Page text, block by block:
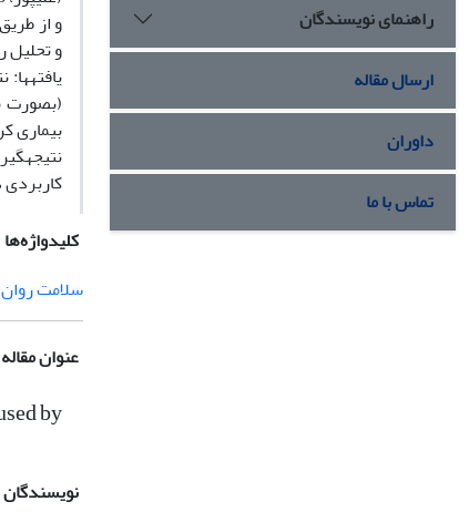
و از
و
(بصورت
بیماری کرونا، به ترتیب 47 و
کلیدواژه‌ها
سلامت روان
عنوان مقاله
by
نویسندگان
راهنمای نویسندگان
ارسال مقاله
داوران
تماس با ما